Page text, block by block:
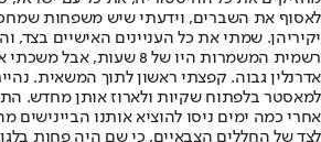
לאסוף את השברים, וידעתי שיש משפחות
יקיריהן. שמתי את כל העניינים האישיים בצד,
אדרנלין גבוה. קפצתי ראשון לתוך המשאית.
למאסטר בלפתוח שקיות ולארוז אותן מחדש.
אחרי כמה ימים ניסו להוציא אותנו
לצד של החללים הצבאיים, כי שם היה פחות